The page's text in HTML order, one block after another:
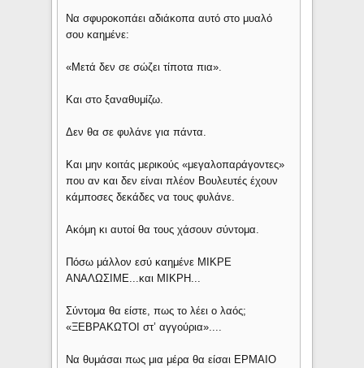
Να σφυροκοπάει αδιάκοπα αυτό στο μυαλό
σου καημένε:
«Μετά δεν σε σώζει τίποτα πια».
Και στο ξαναθυμίζω.
Δεν θα σε φυλάνε για πάντα.
Και μην κοιτάς μερικούς «μεγαλοπαράγοντες»
που αν και δεν είναι πλέον Βουλευτές έχουν
κάμποσες δεκάδες να τους φυλάνε.
Ακόμη κι αυτοί θα τους χάσουν σύντομα.
Πόσω μάλλον εσύ καημένε ΜΙΚΡΕ
ΑΝΑΛΩΣΙΜΕ...και ΜΙΚΡΗ...
Σύντομα θα είστε, πως το λέει ο λαός;
«ΞΕΒΡΑΚΩΤΟΙ στ’ αγγούρια»....
Να θυμάσαι πως μια μέρα θα είσαι ΕΡΜΑΙΟ